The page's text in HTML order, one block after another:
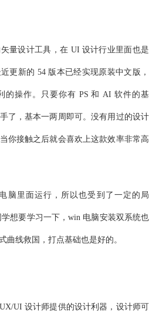
量设计工具，在 UI 设计行业里面也是
更新的 54 版本已经实现原装中文版，
的操作。只要你有 PS 和 AI 软件的基
了，基本一两周即可。没有用过的设计
你接触之后就会喜欢上这款效率非常高
脑里面运行，所以也受到了一定的局
想要学习一下，win 电脑安装双系统也
曲线救国，打点基础也是好的。
UI 设计师提供的设计利器，设计师可